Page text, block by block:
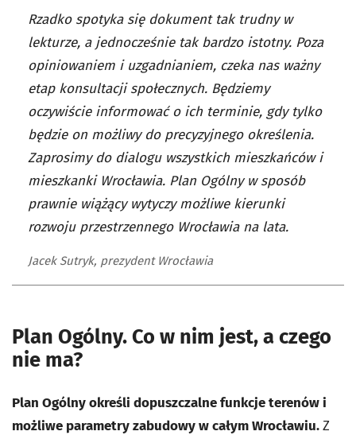
Rzadko spotyka się dokument tak trudny w
lekturze, a jednocześnie tak bardzo istotny. Poza
opiniowaniem i uzgadnianiem, czeka nas ważny
etap konsultacji społecznych. Będziemy
oczywiście informować o ich terminie, gdy tylko
będzie on możliwy do precyzyjnego określenia.
Zaprosimy do dialogu wszystkich mieszkańców i
mieszkanki Wrocławia. Plan Ogólny w sposób
prawnie wiążący wytyczy możliwe kierunki
rozwoju przestrzennego Wrocławia na lata.
Jacek Sutryk, prezydent Wrocławia
Plan Ogólny. Co w nim jest, a czego
nie ma?
Plan Ogólny określi dopuszczalne funkcje terenów i
możliwe parametry zabudowy w całym Wrocławiu.Z